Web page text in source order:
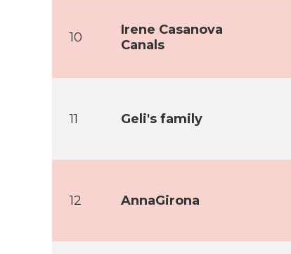
10
Irene Casanova
Canals
11 Geli's family
12 AnnaGirona